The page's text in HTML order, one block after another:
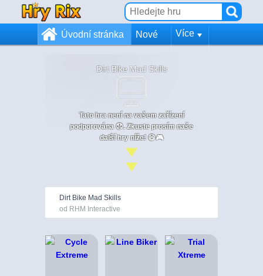
Úvodní stránka Nové Více
Dirt Bike Mad Skills
Tato hra není na vašem zařízení
podporována 😞. Zkuste prosím naše
další hry níže! 😄🎮
Dirt Bike Mad Skills
od RHM Interactive